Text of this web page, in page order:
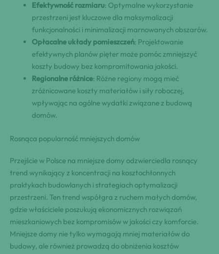
Efektywność rozmiaru: Optymalne wykorzystanie
przestrzeni jest kluczowe dla maksymalizacji
funkcjonalności i minimalizacji marnowanych obszarów.
Opłacalne układy pomieszczeń: Projektowanie
efektywnych planów pięter może pomóc zmniejszyć
koszty budowy bez kompromitowania jakości.
Regionalne różnice: Różne regiony mogą mieć
zróżnicowane koszty materiałów i siły roboczej,
wpływając na ogólne wydatki związane z budową
domów.
Rosnąca popularność mniejszych domów
Przejście w Polsce na mniejsze domy odzwierciedla rosnący
trend wynikający z koncentracji na kosztochłonnych
praktykach budowlanych i strategiach optymalizacji
przestrzeni. Ten trend współgra z ruchem małych domów,
gdzie właściciele poszukują ekonomicznych rozwiązań
mieszkaniowych bez kompromisów w jakości czy komforcie.
Mniejsze domy nie tylko wymagają mniej materiałów do
budowy, ale również prowadzą do obniżenia kosztów